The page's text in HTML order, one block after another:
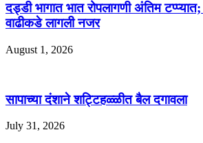
दड्डी भागात भात रोपलागणी अंतिम
वाढीकडे लागली नजर
August 1, 2026
सापाच्या दंशाने शट्टिहळ्ळीत बैल दगावला
July 31, 2026